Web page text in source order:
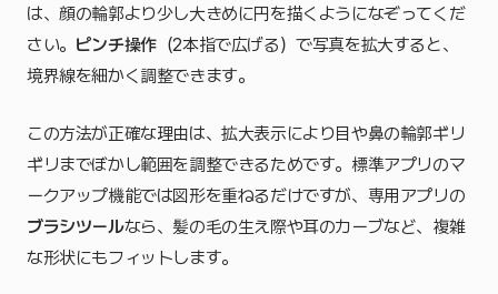
は、顔の輪郭より少し大きめに円を描くようになぞってくだ
さい。 ピンチ操作（2本指で広げる）で写真を拡大すると、
境界線を細かく調整できます。
この方法が正確な理由は、拡大表示により目や鼻の輪郭ギリ
ギリまでぼかし範囲を調整できるためです。標準アプリのマ
ークアップ機能では図形を重ねるだけですが、専用アプリの
ブラシツールなら、髪の毛の生え際や耳のカーブなど、複雑
な形状にもフィットします。